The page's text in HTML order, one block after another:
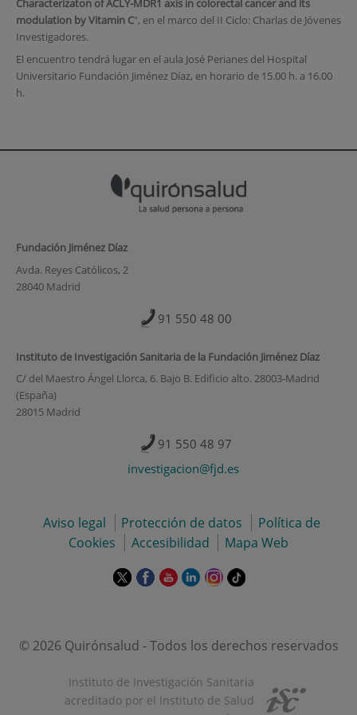
Characterizaton of ACLY-MDR1 axis in colorectal cancer and its
modulation by Vitamin C", en el marco del II Ciclo: Charlas de Jóvenes
Investigadores.
El encuentro tendrá lugar en el aula José Perianes del Hospital
Universitario Fundación Jiménez Díaz, en horario de 15.00 h. a 16.00
h.
Fundación Jiménez Díaz
Avda. Reyes Católicos, 2
28040 Madrid
91 550 48 00
Instituto de Investigación Sanitaria de la Fundación Jiménez Díaz
C/ del Maestro Ángel Llorca, 6. Bajo B. Edificio alto. 28003-Madrid
(España)
28015 Madrid
91 550 48 97
investigacion@fjd.es
Aviso legal Protección de datos
Política de
Cookies
Accesibilidad Mapa Web
Este
en
ventana
nueva.
Este
en
ventana
nueva.
Este
en
ventana
Este
en
ventana
nueva.
Este
en
ventana
nueva.
Enlace
externa.
© 2026 Quirónsalud - Todos los derechos reservados
Instituto de Investigación Sanitaria
acreditado por el Instituto de Salud